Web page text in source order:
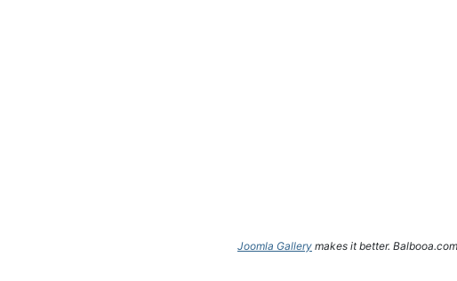
Joomla Gallery makes it better. Balbooa.com